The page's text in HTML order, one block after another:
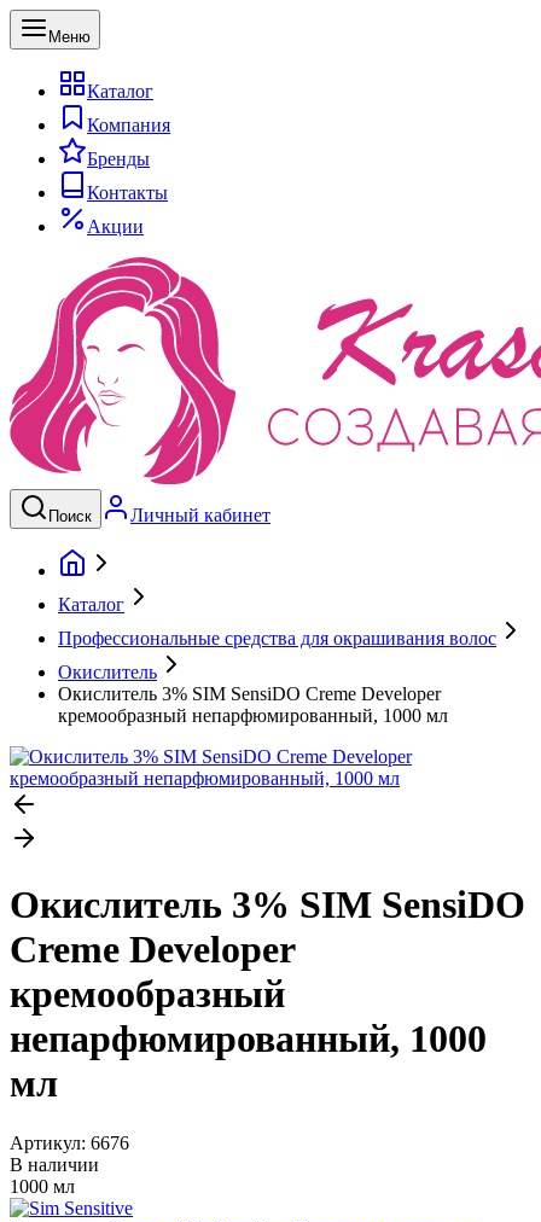
Меню
Каталог
Компания
Бренды
Контакты
Акции
Поиск Личный кабинет
Каталог
Профессиональные средства для окрашивания волос
Окислитель
Окислитель 3% SIM SensiDO Creme Developer
кремообразный непарфюмированный, 1000 мл
Окислитель 3% SIM SensiDO
Creme Developer
кремообразный
непарфюмированный, 1000
мл
Артикул: 6676
В наличии
1000 мл